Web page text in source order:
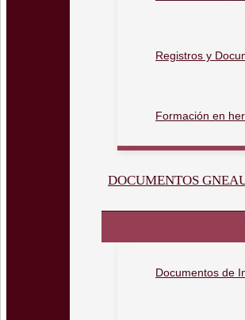
Registros y
Formación en
DOCUMENTOS
Documentos de